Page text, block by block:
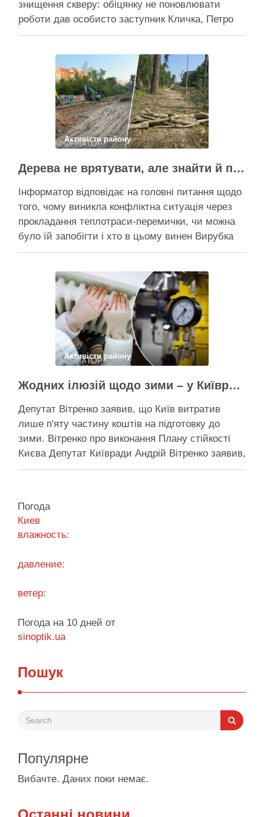
знищення скверу: обіцянку не поновлювати
роботи дав особисто заступник Кличка, Петро
Пантелеєв, що прибув налагодити комунікацію
чи вдасться зберегти ту частину озеленення,
що лишилася, – поки невідомо На Теремках у …
Поділитися у соцмережах:
Активісти району
Дерева не врятувати, але знайти й покарати винних треба – головні питання і висновки з конфлікту на Теремках
Інформатор відповідає на головні питання щодо
того, чому виникла конфліктна ситуація через
прокладання теплотраси-перемички, чи можна
було їй запобігти і хто в цьому винен Вирубка
дерев триває, почали й прокладати теплотрасу
суботу, 8 серпня 2026 року, на Теремках у Києві
почалася вже …
Поділитися у соцмережах:
Активісти району
Жодних ілюзій щодо зими – у Київраді закидають, що КМДА виконала План стійкості на 20%
Депутат Вітренко заявив, що Київ витратив
лише п'яту частину коштів на підготовку до
зими. Вітренко про виконання Плану стійкості
Києва Депутат Київради Андрій Вітренко заявив,
що станом на 5 серпня столична влада
старту опалювального сезону …
Погода
Киев
влажность:
давление:
ветер:
Погода на 10 дней от
sinoptik.ua
Пошук
Популярне
Вибачте. Даних поки немає.